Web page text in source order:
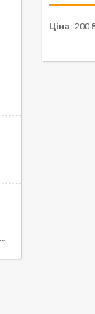
Ціна: 200